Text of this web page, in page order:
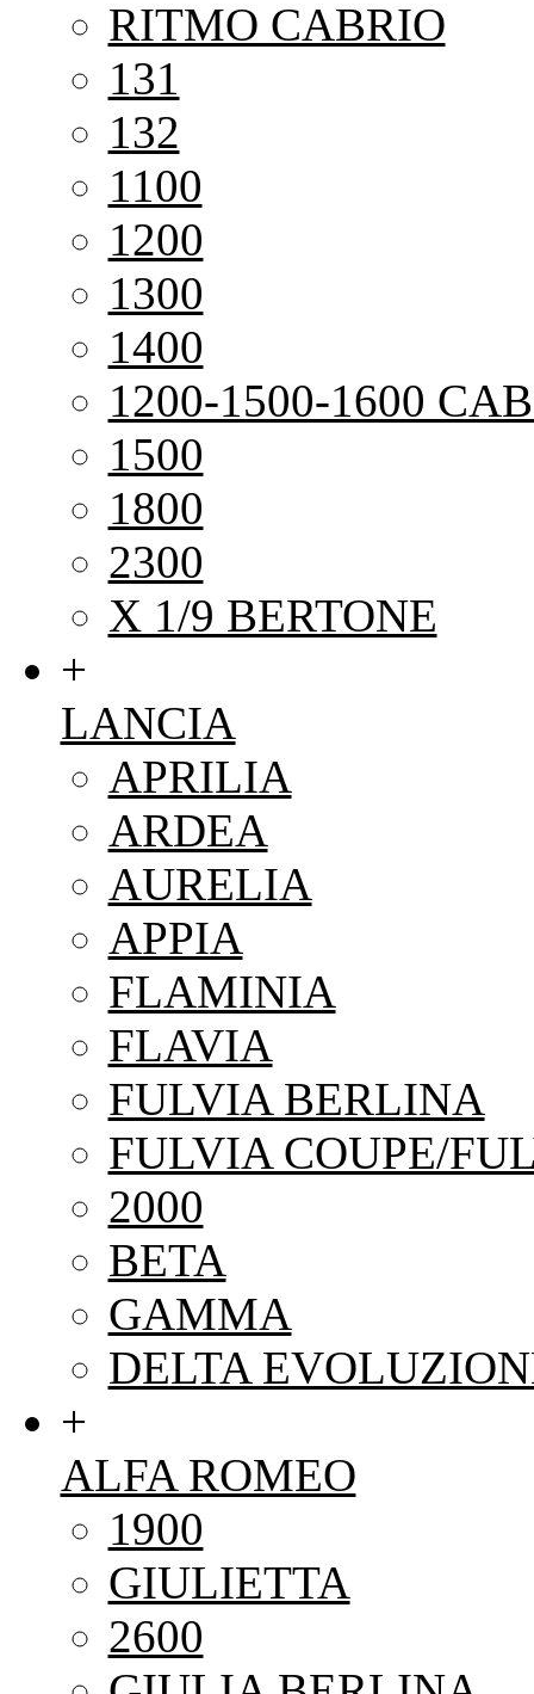
RITMO CABRIO
131
132
1100
1200
1300
1400
1200-1500-1600
1500
1800
2300
X 1/9 BERTONE
+
LANCIA
APRILIA
ARDEA
AURELIA
APPIA
FLAMINIA
FLAVIA
FULVIA BERLINA
FULVIA COUPE/
2000
BETA
GAMMA
DELTA
+
ALFA ROMEO
1900
GIULIETTA
2600